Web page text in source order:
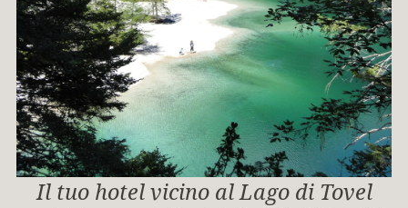
Il tuo hotel vicino al Lago di Tovel